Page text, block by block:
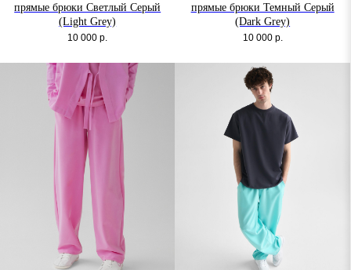
прямые брюки Светлый Серый
(Light Grey)
10 000 р.
прямые брюки Темный Серый
(Dark Grey)
10 000 р.